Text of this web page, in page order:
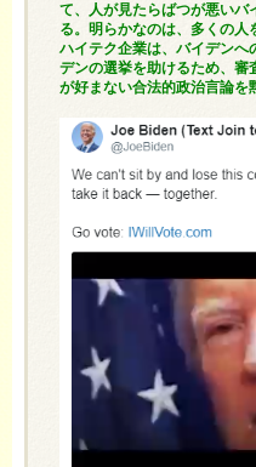
て、人が見たらばつが悪いバ
る。明らかなのは、多くの人
ハイテク企業は、バイデンへ
デンの選挙を助けるため、審
が好まない合法的政治言論を